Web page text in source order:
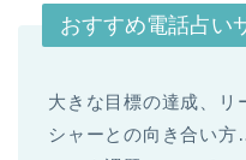
おすすめ電話占い
大きな目標の達成、リ
シャーとの向き合い